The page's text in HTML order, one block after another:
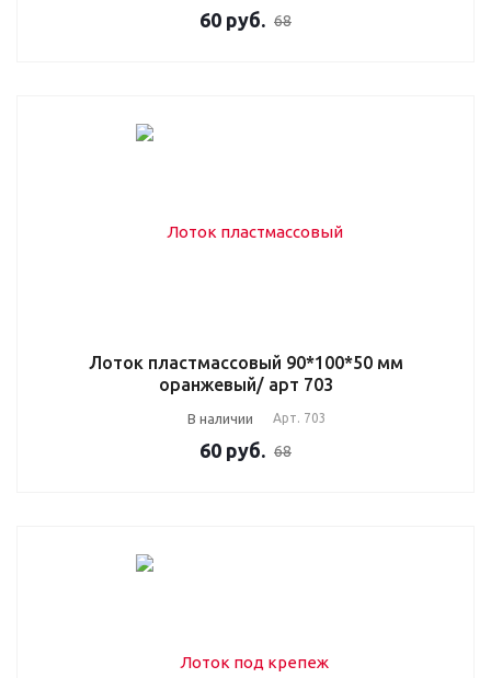
60 руб. 68
Лоток пластмассовый 90*100*50 мм
оранжевый/ арт 703
В наличии Арт. 703
60 руб. 68